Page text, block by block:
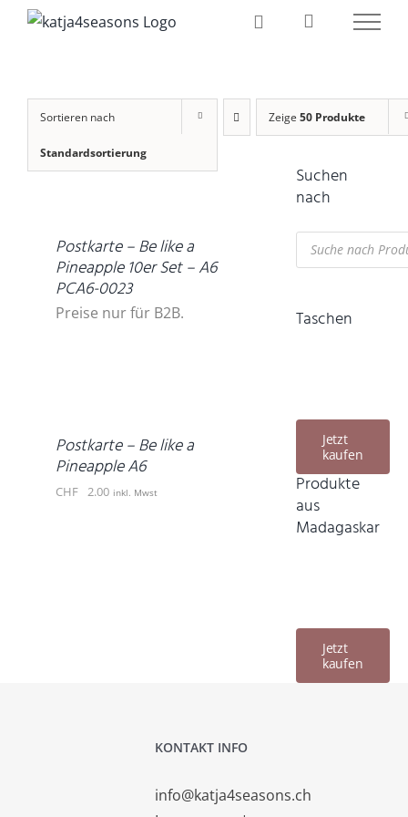
Zum
Sortieren nach
Standardsortierung
Zeige 50 Produkte
Postkarte – Be like a
Pineapple 10er Set – A6
PCA6-0023
Preise nur für B2B.
Postkarte – Be like a
Pineapple A6
CHF 2.00 inkl. Mwst
Suchen
nach
Products
search
Taschen
Jetzt
kaufen
Produkte
aus
Madagaskar
Jetzt
kaufen
KONTAKT INFO
info@katja4seasons.ch